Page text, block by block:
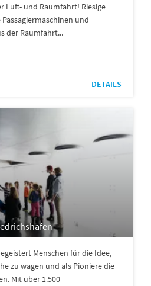
Luft- und Raumfahrt! Riesige
und
der Raumfahrt...
DETAILS
Menschen für die Idee,
zu wagen und als Pioniere die
Mit über 1.500